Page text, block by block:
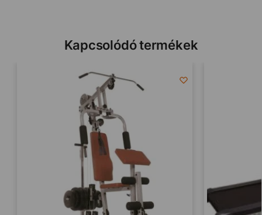
Kapcsolódó termékek